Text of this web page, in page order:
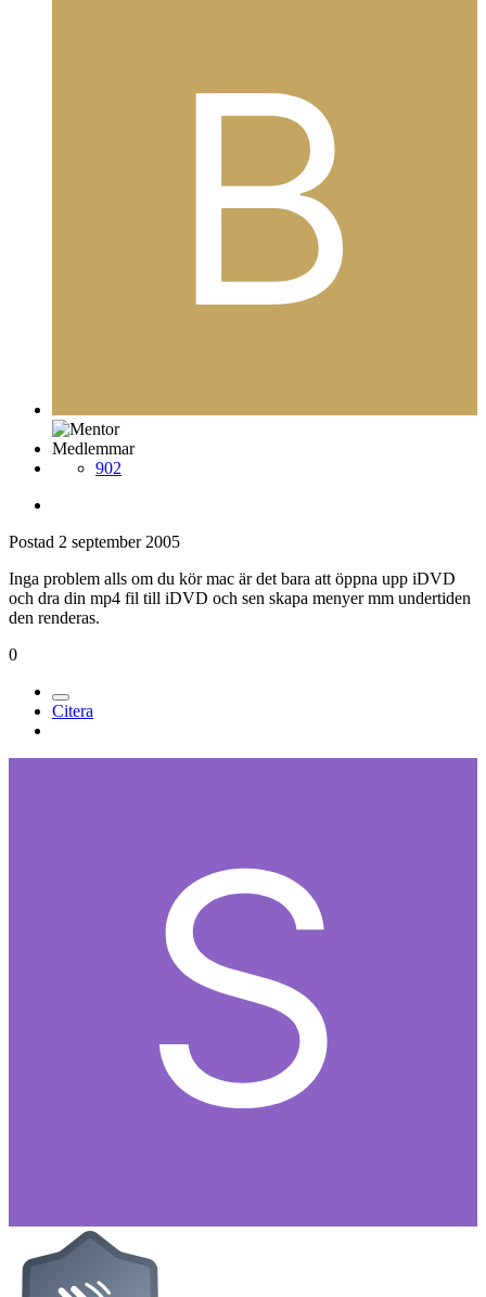
Medlemmar
902
Postad 2 september 2005
Inga problem alls om du kör mac är det bara att öppna upp iDVD
och dra din mp4 fil till iDVD och sen skapa menyer mm undertiden
den renderas.
0
Citera